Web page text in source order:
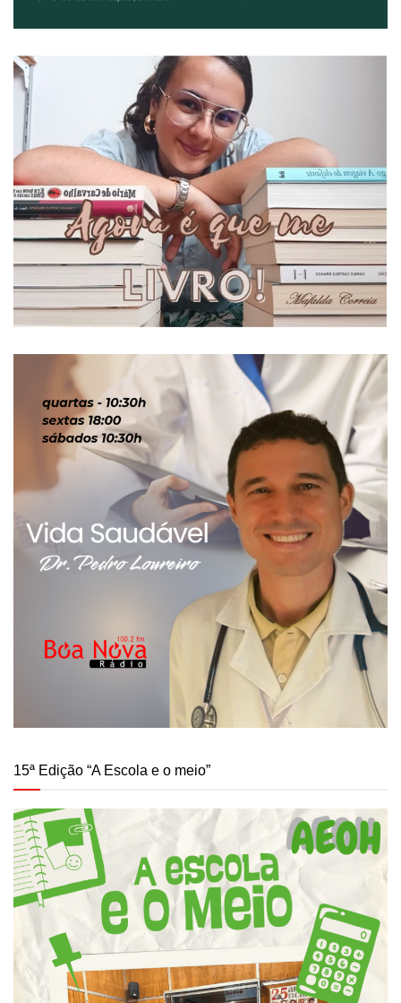
15ª Edição “A Escola e o meio”